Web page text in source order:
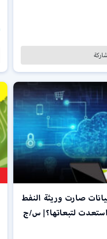
صارت وريثة النفط
لتبعاتها؟| س/ج